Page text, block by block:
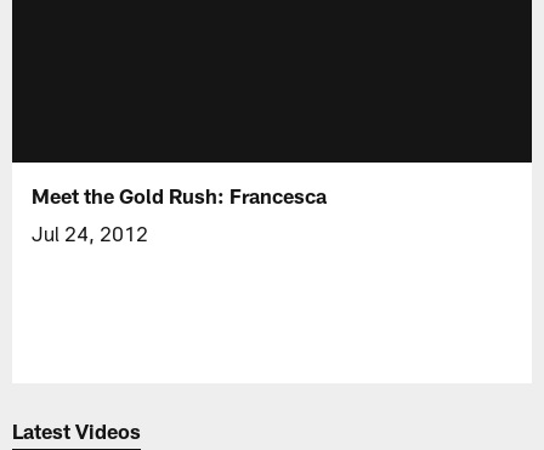
Meet the Gold Rush: Francesca
Jul 24, 2012
Latest Videos